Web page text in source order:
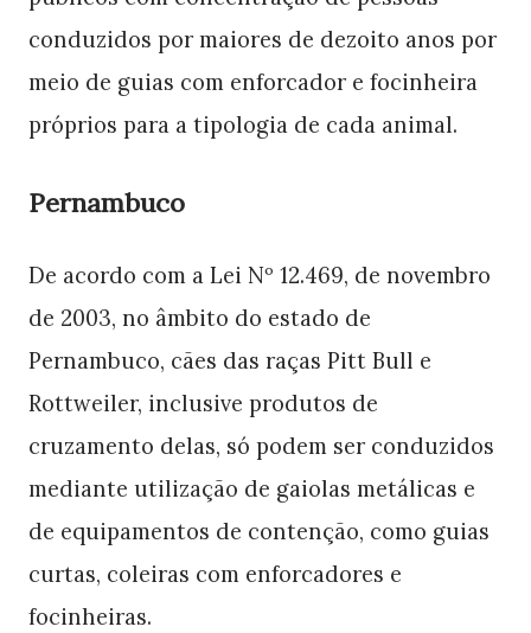
conduzidos por maiores de dezoito anos por
meio de guias com enforcador e focinheira
próprios para a tipologia de cada animal.
Pernambuco
De acordo com a Lei Nº 12.469, de novembro
de 2003, no âmbito do estado de
Pernambuco, cães das raças Pitt Bull e
Rottweiler, inclusive produtos de
cruzamento delas, só podem ser conduzidos
mediante utilização de gaiolas metálicas e
de equipamentos de contenção, como guias
curtas, coleiras com enforcadores e
focinheiras.